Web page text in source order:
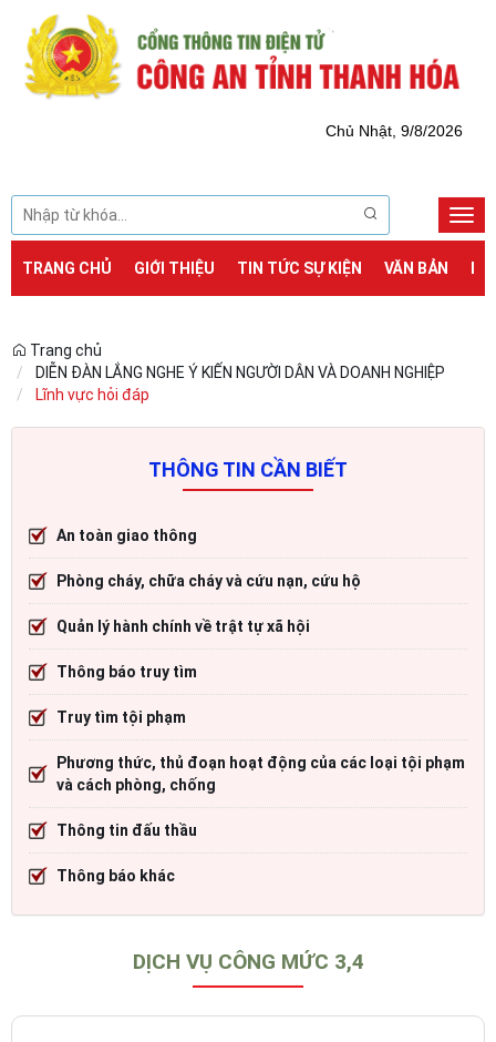
Chủ Nhật, 9/8/2026
TRANG CHỦ GIỚI THIỆU TIN TỨC SỰ KIỆN VĂN BẢN
Trang chủ
DIỄN ĐÀN LẮNG NGHE Ý KIẾN NGƯỜI DÂN VÀ DOANH NGHIỆP
Lĩnh vực hỏi đáp
THÔNG TIN CẦN BIẾT
An toàn giao thông
Phòng cháy, chữa cháy và cứu nạn, cứu hộ
Quản lý hành chính về trật tự xã hội
Thông báo truy tìm
Truy tìm tội phạm
Phương thức, thủ đoạn hoạt động của các loại tội phạm
và cách phòng, chống
Thông tin đấu thầu
Thông báo khác
DỊCH VỤ CÔNG MỨC 3,4